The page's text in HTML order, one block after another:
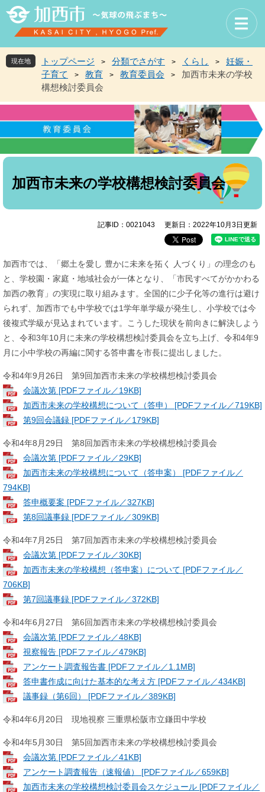
先
頭
。
を
飛
て
現在地 トップページ > 分類でさがす > くらし >
妊娠・
子育て
> 教育 > 教育委員会 >
加西市未来の学校
構想検討委員会
本
加西市未来の学校構想検討委員会
記事ID：0021043 更新日：2022年10月3日更新
加西市では、「郷土を愛し 豊かに未来を拓く 人づくり」の理念のも
と、学校園・家庭・地域社会が一体となり、「市民すべてがかかわる
加西の教育」の実現に取り組みます。全国的に少子化等の進行は避け
られず、加西市でも中学校では1学年単学級が発生し、小学校では今
後複式学級が見込まれています。こうした現状を前向きに解決しよう
と、令和3年10月に未来の学校構想検討委員会を立ち上げ、令和4年9
月に小中学校の再編に関する答申書を市長に提出しました。
令和4年9月26日 第9回加西市未来の学校構想検討委員会
会議次第 [PDFファイル／19KB]
加西市未来の学校構想について（答申） [PDFファイル／719KB]
第9回会議録 [PDFファイル／179KB]
令和4年8月29日 第8回加西市未来の学校構想検討委員会
会議次第 [PDFファイル／29KB]
加西市未来の学校構想について（答申案） [PDFファイル／
794KB]
答申概要案 [PDFファイル／327KB]
第8回議事録 [PDFファイル／309KB]
令和4年7月25日 第7回加西市未来の学校構想検討委員会
会議次第 [PDFファイル／30KB]
加西市未来の学校構想（答申案）について [PDFファイル／
706KB]
第7回議事録 [PDFファイル／372KB]
令和4年6月27日 第6回加西市未来の学校構想検討委員会
会議次第 [PDFファイル／48KB]
視察報告 [PDFファイル／479KB]
アンケート調査報告書 [PDFファイル／1.1MB]
答申書作成に向けた基本的な考え方 [PDFファイル／434KB]
議事録（第6回） [PDFファイル／389KB]
令和4年6月20日 現地視察 三重県松阪市立鎌田中学校
令和4年5月30日 第5回加西市未来の学校構想検討委員会
会議次第 [PDFファイル／41KB]
アンケート調査報告（速報値） [PDFファイル／659KB]
加西市未来の学校構想検討委員会スケジュール [PDFファイル／